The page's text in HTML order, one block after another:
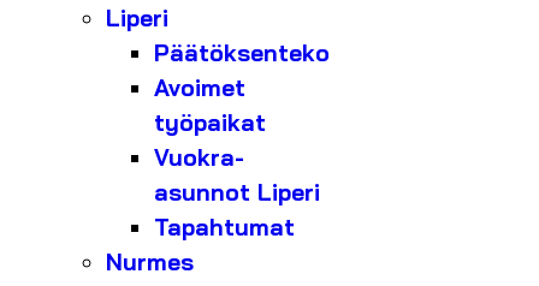
Liperi
Päätöksenteko
Avoimet
työpaikat
Vuokra-
asunnot Liperi
Tapahtumat
Nurmes